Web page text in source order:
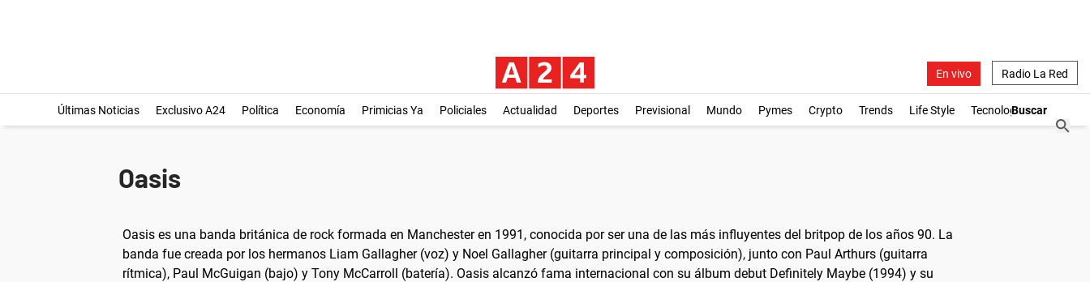
En vivo Radio La Red
Últimas Noticias Exclusivo A24 Política Economía Primicias Ya Policiales Actualidad Deportes Previsional Mundo Pymes Crypto Trends Life Style Tecnología
Oasis
Oasis es una banda británica de rock formada en Manchester en 1991, conocida por ser una de las más influyentes del britpop de los años 90. La
banda fue creada por los hermanos Liam Gallagher (voz) y Noel Gallagher (guitarra principal y composición), junto con Paul Arthurs (guitarra
rítmica), Paul McGuigan (bajo) y Tony McCarroll (batería). Oasis alcanzó fama internacional con su álbum debut Definitely Maybe (1994) y su